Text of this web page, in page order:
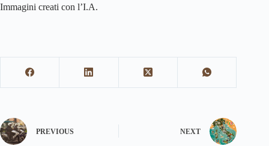
Immagini creati con l’I.A.
PREVIOUS NEXT